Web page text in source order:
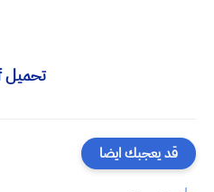
تحميل pdf
قد يعجبك ايضا